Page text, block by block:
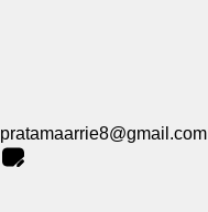
pratamaarrie8@gmail.com